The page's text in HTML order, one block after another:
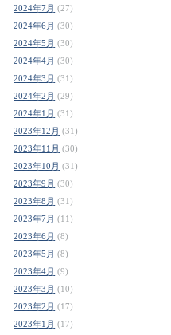
2024年7月 (27)
2024年6月 (30)
2024年5月 (30)
2024年4月 (30)
2024年3月 (31)
2024年2月 (29)
2024年1月 (31)
2023年12月 (31)
2023年11月 (30)
2023年10月 (31)
2023年9月 (30)
2023年8月 (31)
2023年7月 (11)
2023年6月 (8)
2023年5月 (8)
2023年4月 (9)
2023年3月 (10)
2023年2月 (17)
2023年1月 (17)